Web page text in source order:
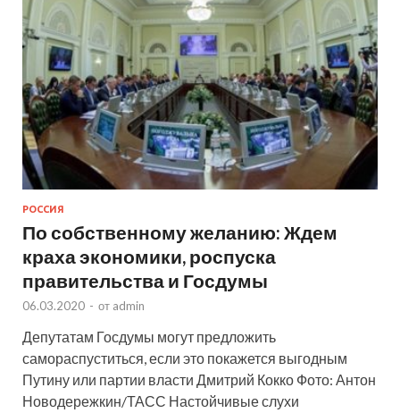
РОССИЯ
По собственному желанию: Ждем
краха экономики, роспуска
правительства и Госдумы
06.03.2020 - от admin
Депутатам Госдумы могут предложить
самораспуститься, если это покажется выгодным
Путину или партии власти Дмитрий Кокко Фото: Антон
Новодережкин/ТАСС Настойчивые слухи